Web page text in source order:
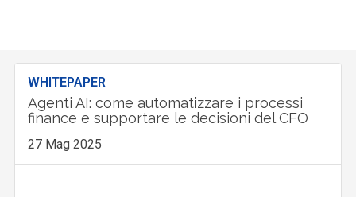
WHITEPAPER
Agenti AI: come automatizzare i processi
finance e supportare le decisioni del CFO
27 Mag 2025